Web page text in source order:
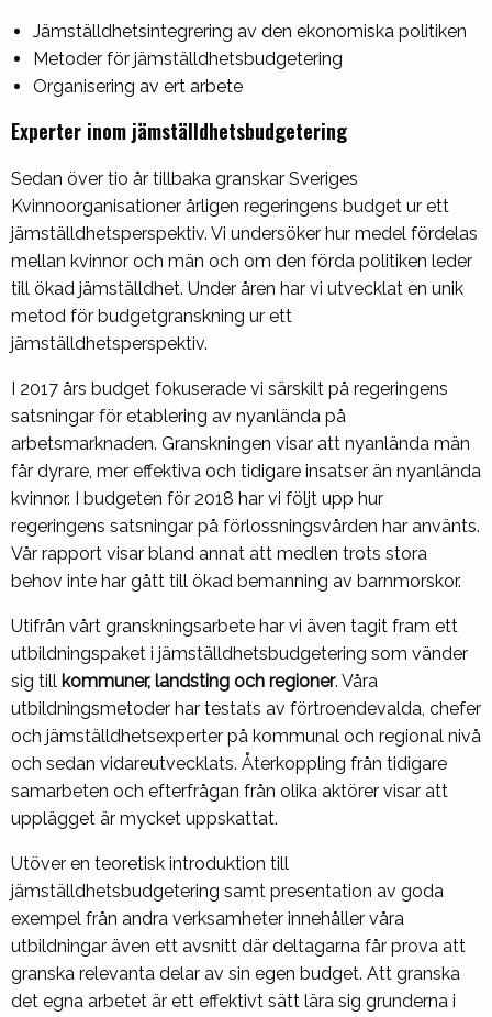
Jämställdhetsintegrering av den ekonomiska politiken
Metoder för jämställdhetsbudgetering
Organisering av ert arbete
Experter inom jämställdhetsbudgetering
Sedan över tio år tillbaka granskar Sveriges
Kvinnoorganisationer årligen regeringens budget ur ett
jämställdhetsperspektiv. Vi undersöker hur medel fördelas
mellan kvinnor och män och om den förda politiken leder
till ökad jämställdhet. Under åren har vi utvecklat en unik
metod för budgetgranskning ur ett
jämställdhetsperspektiv.
I 2017 års budget fokuserade vi särskilt på regeringens
satsningar för etablering av nyanlända på
arbetsmarknaden. Granskningen visar att nyanlända män
får dyrare, mer effektiva och tidigare insatser än nyanlända
kvinnor. I budgeten för 2018 har vi följt upp hur
regeringens satsningar på förlossningsvården har använts.
Vår rapport visar bland annat att medlen trots stora
behov inte har gått till ökad bemanning av barnmorskor.
Utifrån vårt granskningsarbete har vi även tagit fram ett
utbildningspaket i jämställdhetsbudgetering som vänder
sig till kommuner, landsting och regioner. Våra
utbildningsmetoder har testats av förtroendevalda, chefer
och jämställdhetsexperter på kommunal och regional nivå
och sedan vidareutvecklats. Återkoppling från tidigare
samarbeten och efterfrågan från olika aktörer visar att
upplägget är mycket uppskattat.
Utöver en teoretisk introduktion till
jämställdhetsbudgetering samt presentation av goda
exempel från andra verksamheter innehåller våra
utbildningar även ett avsnitt där deltagarna får prova att
granska relevanta delar av sin egen budget. Att granska
det egna arbetet är ett effektivt sätt lära sig grunderna i